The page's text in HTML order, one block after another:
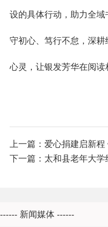
设的具体行动，助力全
守初心、笃行不怠，深
心灵，让银发芳华在阅读
上一篇： 爱心捐建启新程
下一篇： 太和县老年大学